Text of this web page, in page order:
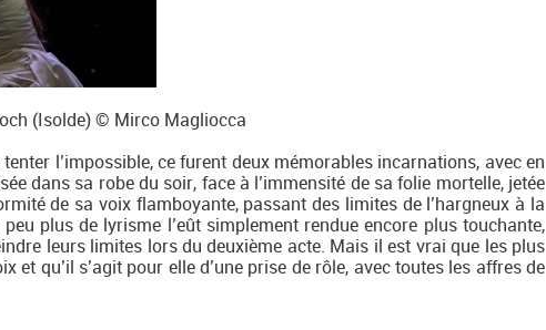
(Isolde) © Mirco Magliocca
l’impossible, ce furent deux mémorables incarnations, avec en
dans sa robe du soir, face à l’immensité de sa folie mortelle, jetée
de sa voix flamboyante, passant des limites de l’hargneux à la
plus de lyrisme l’eût simplement rendue encore plus touchante,
leurs limites lors du deuxième acte. Mais il est vrai que les plus
et qu’il s’agit pour elle d’une prise de rôle, avec toutes les affres de